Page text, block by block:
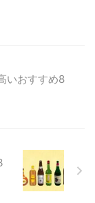
いおすすめ8